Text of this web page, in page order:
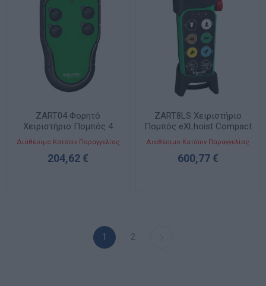
ZART04 Φορητό
Χειριστήριο Πομπός 4
Μπουτόν Harmony Pocket
Remote
Διαθέσιμο Κατόπιν Παραγγελίας
204,62 €
ZART8LS Χειριστήριο
Πομπός eXLhoist Compact
με LED
Διαθέσιμο Κατόπιν Παραγγελίας
600,77 €
1 2